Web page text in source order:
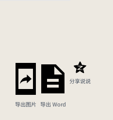
导出图片 导出 Word
分享说说